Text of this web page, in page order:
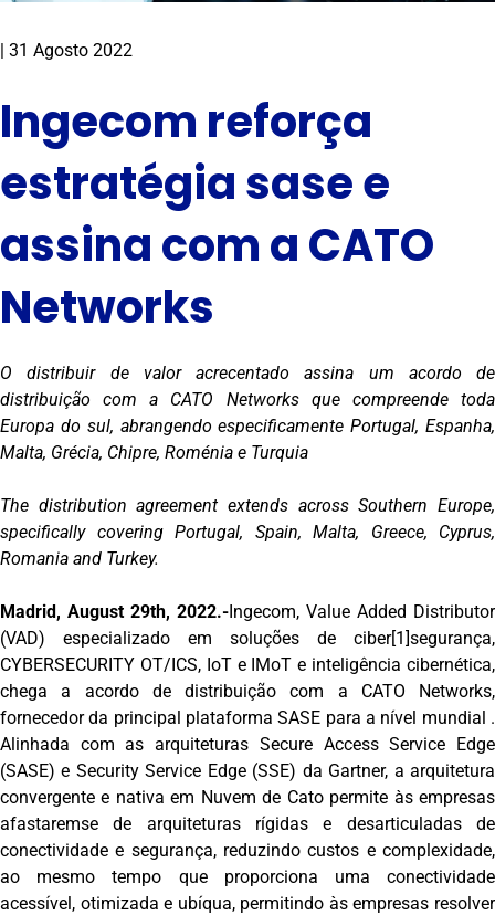
| 31 Agosto 2022
Ingecom reforça
estratégia sase e
assina com a CATO
Networks
O distribuir de valor acrecentado assina um acordo de
distribuição com a CATO Networks que compreende toda
Europa do sul, abrangendo especificamente Portugal, Espanha,
Malta, Grécia, Chipre, Roménia e Turquia
The distribution agreement extends across Southern Europe,
specifically covering Portugal, Spain, Malta, Greece, Cyprus,
Romania and Turkey.
Madrid, August 29th, 2022.-Ingecom, Value Added Distributor
(VAD) especializado em soluções de ciber[1]segurança,
CYBERSECURITY OT/ICS, IoT e IMoT e inteligência cibernética,
chega a acordo de distribuição com a CATO Networks,
fornecedor da principal plataforma SASE para a nível mundial .
Alinhada com as arquiteturas Secure Access Service Edge
(SASE) e Security Service Edge (SSE) da Gartner, a arquitetura
convergente e nativa em Nuvem de Cato permite às empresas
afastaremse de arquiteturas rígidas e desarticuladas de
conectividade e segurança, reduzindo custos e complexidade,
ao mesmo tempo que proporciona uma conectividade
acessível, otimizada e ubíqua, permitindo às empresas resolver